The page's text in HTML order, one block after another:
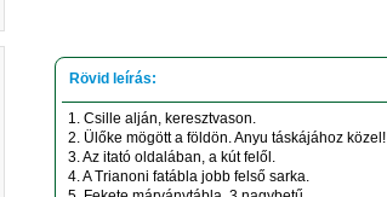
1. Csille alján, keresztvason.
2. Ülőke mögött a földön. Anyu táskájához közel!
3. Az itató oldalában, a kút felől.
4. A Trianoni fatábla jobb felső sarka.